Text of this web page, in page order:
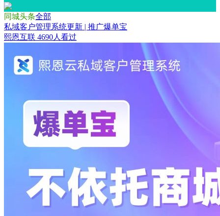
同城头条全部
私域客户管理系统更新 | 推广爆单宝
熙恩互联 4690人看过